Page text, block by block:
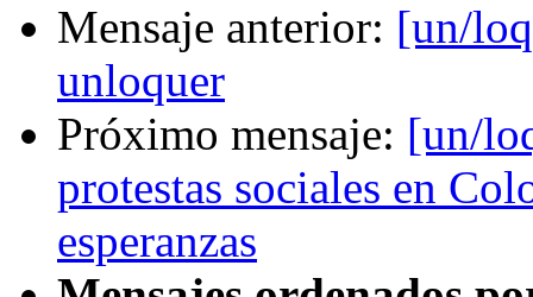
Mensaje anterior: [un/
unloquer
Próximo mensaje: [un/
protestas sociales en
esperanzas